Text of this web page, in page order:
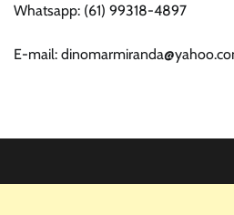
Whatsapp: (61) 99318-4897
E-mail: